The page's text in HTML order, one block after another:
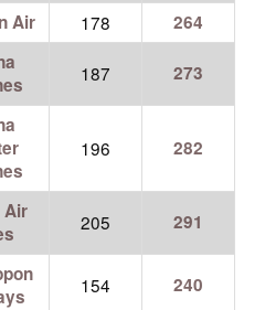
Air 178
264
187 273
196 282
Air
205 291
154 240